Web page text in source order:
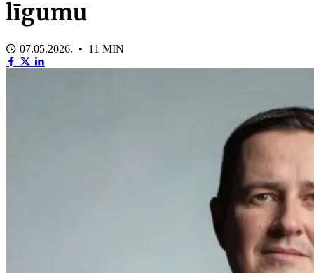
līgumu
07.05.2026. • 11 MIN